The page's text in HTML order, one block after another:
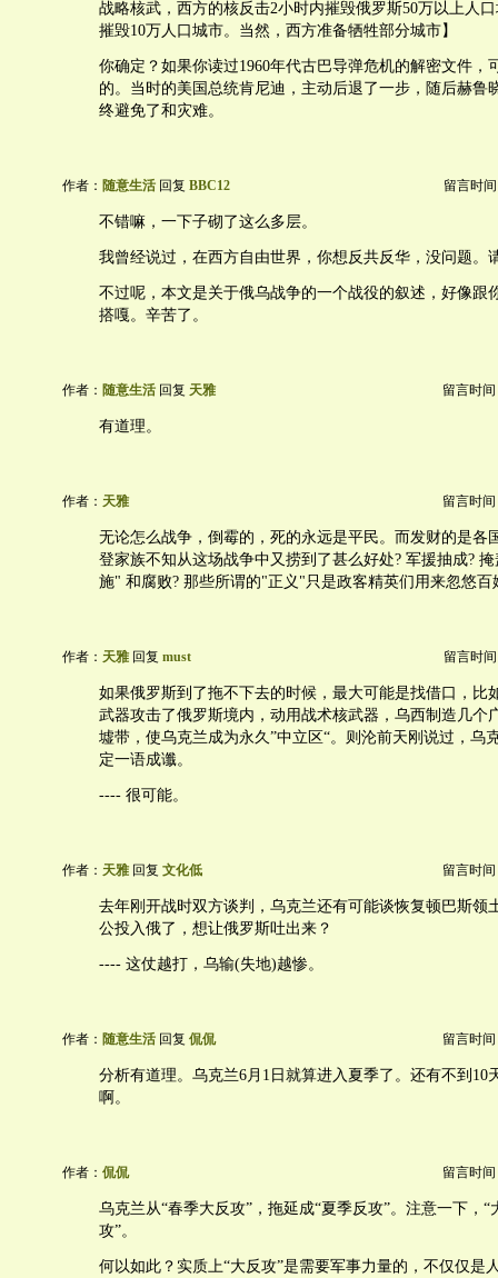
战略核武，西方的核反击2小时内摧毁俄罗斯50万以上人
摧毁10万人口城市。当然，西方准备牺牲部分城市】
你确定？如果你读过1960年代古巴导弹危机的解密文件，
的。当时的美国总统肯尼迪，主动后退了一步，随后赫鲁
终避免了和灾难。
作者： 随意生活 回复 BBC12 留言时间
不错嘛，一下子砌了这么多层。
我曾经说过，在西方自由世界，你想反共反华，没问题。
不过呢，本文是关于俄乌战争的一个战役的叙述，好像跟
搭嘎。辛苦了。
作者： 随意生活 回复 天雅 留言时间
有道理。
作者： 天雅 留言时间
无论怎么战争，倒霉的，死的永远是平民。而发财的是各
登家族不知从这场战争中又捞到了甚么好处? 军援抽成?
施" 和腐败? 那些所谓的"正义"只是政客精英们用来忽悠百
作者： 天雅 回复 must 留言时间
如果俄罗斯到了拖不下去的时候，最大可能是找借口，比
武器攻击了俄罗斯境内，动用战术核武器，乌西制造几个
墟带，使乌克兰成为永久”中立区“。则沦前天刚说过，乌
定一语成谶。
---- 很可能。
作者： 天雅 回复 文化低 留言时间
去年刚开战时双方谈判，乌克兰还有可能谈恢复顿巴斯领
公投入俄了，想让俄罗斯吐出来？
---- 这仗越打，乌输(失地)越惨。
作者： 随意生活 回复 侃侃 留言时间
分析有道理。乌克兰6月1日就算进入夏季了。还有不到10
啊。
作者： 侃侃 留言时间
乌克兰从“春季大反攻”，拖延成“夏季反攻”。注意一下，“
攻”。
何以如此？实质上“大反攻”是需要军事力量的，不仅仅是